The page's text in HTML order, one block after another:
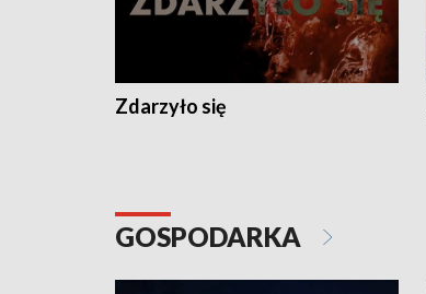
Zdarzyło się
GOSPODARKA